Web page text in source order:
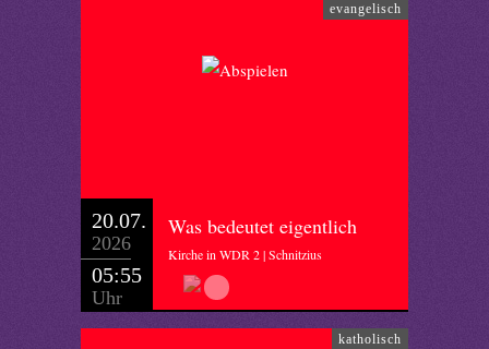
evangelisch
20.07.
2026
05:55
Uhr
Was bedeutet eigentlich
Kirche in WDR 2 | Schnitzius
katholisch